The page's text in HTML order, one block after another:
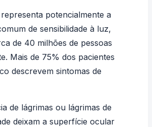
potencialmente a
de sensibilidade à luz,
de 40 milhões de pessoas
Mais de 75% dos pacientes
descrevem sintomas de
de lágrimas ou lágrimas de
deixam a superfície ocular